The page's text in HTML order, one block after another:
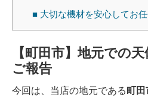
■ 大切な機材を安心してお
【町田市】地元での
ご報告
今回は、当店の地元である町田